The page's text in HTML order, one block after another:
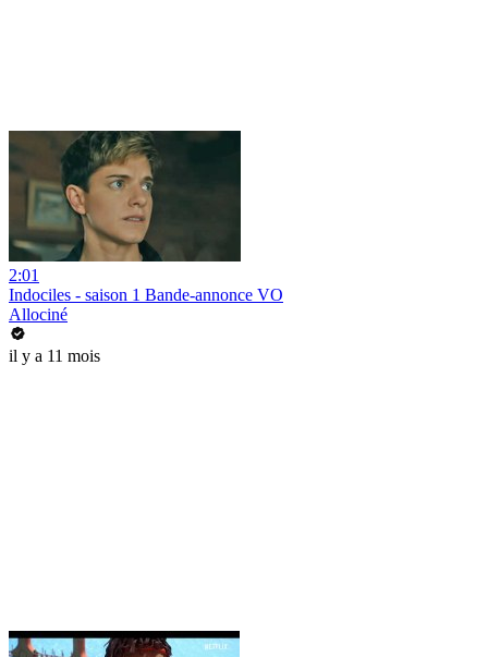
2:01
Indociles - saison 1 Bande-annonce VO
Allociné
il y a 11 mois